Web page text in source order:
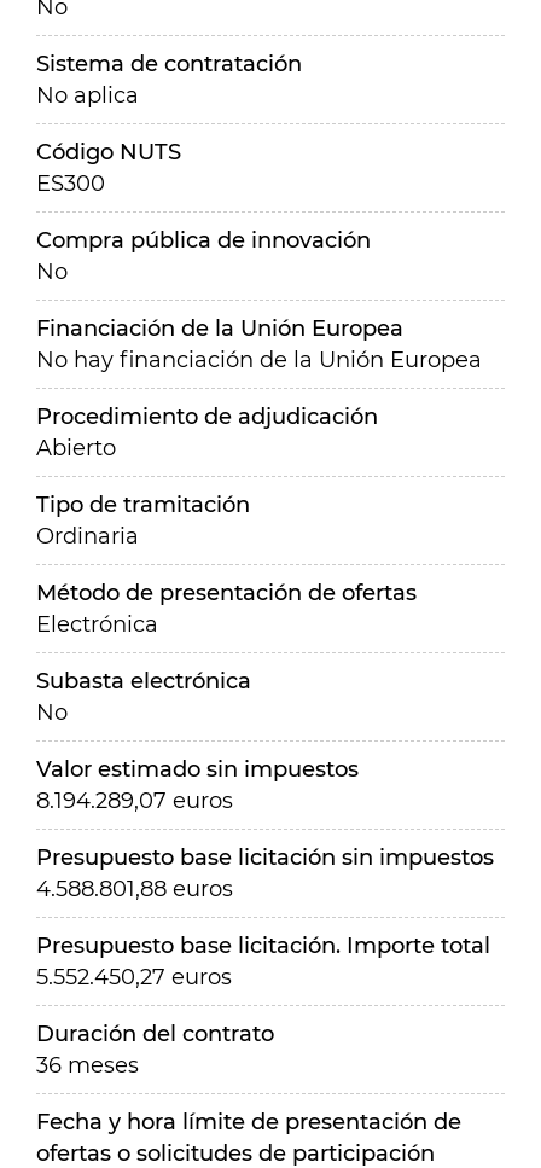
No
Sistema de contratación
No aplica
Código NUTS
ES300
Compra pública de innovación
No
Financiación de la Unión Europea
No hay financiación de la Unión Europea
Procedimiento de adjudicación
Abierto
Tipo de tramitación
Ordinaria
Método de presentación de ofertas
Electrónica
Subasta electrónica
No
Valor estimado sin impuestos
8.194.289,07 euros
Presupuesto base licitación sin impuestos
4.588.801,88 euros
Presupuesto base licitación. Importe total
5.552.450,27 euros
Duración del contrato
36 meses
Fecha y hora límite de presentación de
ofertas o solicitudes de participación